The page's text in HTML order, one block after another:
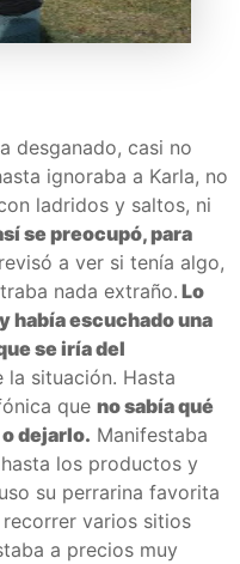
desganado, casi no
ignoraba a Karla, no
ladridos y saltos, ni
se preocupó, para
a ver si tenía algo,
nada extraño. Lo
había escuchado una
se iría del
la situación. Hasta
que no sabía qué
dejarlo. Manifestaba
los productos y
su perrarina favorita
varios sitios
a precios muy